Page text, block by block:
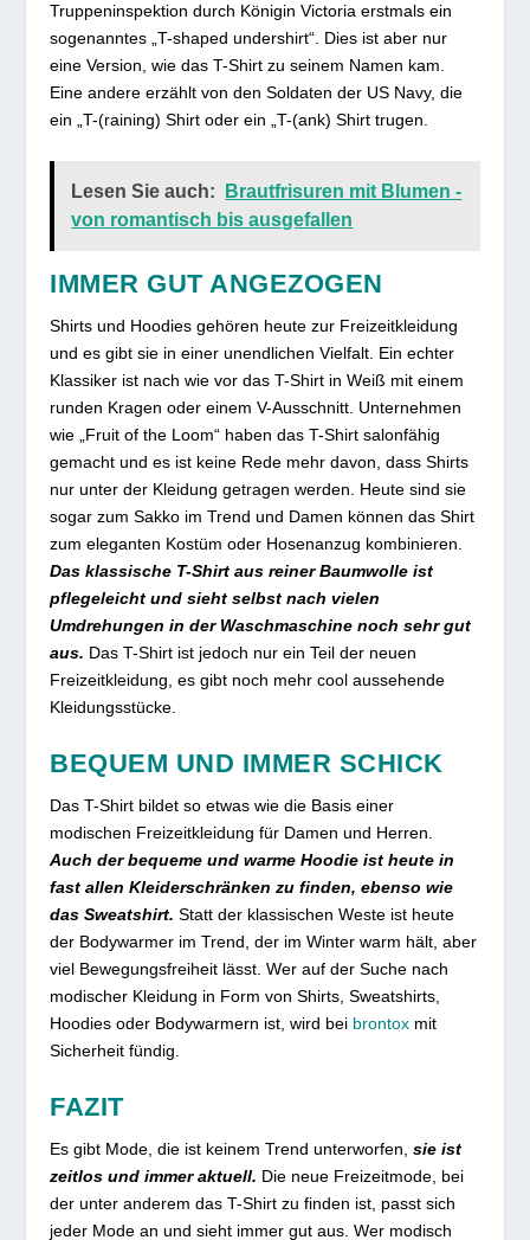
Truppeninspektion durch Königin Victoria erstmals ein
sogenanntes „T-shaped undershirt“. Dies ist aber nur
eine Version, wie das T-Shirt zu seinem Namen kam.
Eine andere erzählt von den Soldaten der US Navy, die
ein „T-(raining) Shirt oder ein „T-(ank) Shirt trugen.
Lesen Sie auch:
Brautfrisuren mit Blumen -
von romantisch bis ausgefallen
IMMER GUT ANGEZOGEN
Shirts und Hoodies gehören heute zur Freizeitkleidung
und es gibt sie in einer unendlichen Vielfalt. Ein echter
Klassiker ist nach wie vor das T-Shirt in Weiß mit einem
runden Kragen oder einem V-Ausschnitt. Unternehmen
wie „Fruit of the Loom“ haben das T-Shirt salonfähig
gemacht und es ist keine Rede mehr davon, dass Shirts
nur unter der Kleidung getragen werden. Heute sind sie
sogar zum Sakko im Trend und Damen können das Shirt
zum eleganten Kostüm oder Hosenanzug kombinieren.
Das klassische T-Shirt aus reiner Baumwolle ist
pflegeleicht und sieht selbst nach vielen
Umdrehungen in der Waschmaschine noch sehr gut
aus. Das T-Shirt ist jedoch nur ein Teil der neuen
Freizeitkleidung, es gibt noch mehr cool aussehende
Kleidungsstücke.
BEQUEM UND IMMER SCHICK
Das T-Shirt bildet so etwas wie die Basis einer
modischen Freizeitkleidung für Damen und Herren.
Auch der bequeme und warme Hoodie ist heute in
fast allen Kleiderschränken zu finden, ebenso wie
das Sweatshirt. Statt der klassischen Weste ist heute
der Bodywarmer im Trend, der im Winter warm hält, aber
viel Bewegungsfreiheit lässt. Wer auf der Suche nach
modischer Kleidung in Form von Shirts, Sweatshirts,
Hoodies oder Bodywarmern ist, wird bei brontox mit
Sicherheit fündig.
FAZIT
Es gibt Mode, die ist keinem Trend unterworfen,sie ist
zeitlos und immer aktuell. Die neue Freizeitmode, bei
der unter anderem das T-Shirt zu finden ist, passt sich
jeder Mode an und sieht immer gut aus. Wer modisch